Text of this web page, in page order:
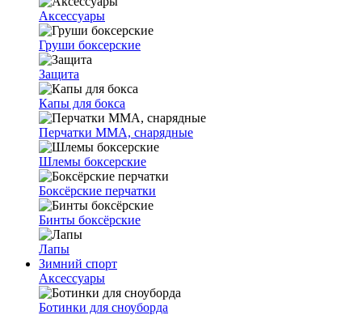
Аксессуары
Груши боксерские
Защита
Капы для бокса
Перчатки ММА, снарядные
Шлемы боксерские
Боксёрские перчатки
Бинты боксёрские
Лапы
Зимний спорт
Аксессуары
Ботинки для сноуборда